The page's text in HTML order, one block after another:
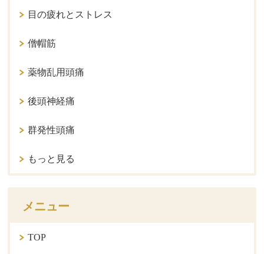
目の疲れとストレス
僧帽筋
薬物乱用頭痛
後頭神経痛
群発性頭痛
もっと見る
メニュー
TOP